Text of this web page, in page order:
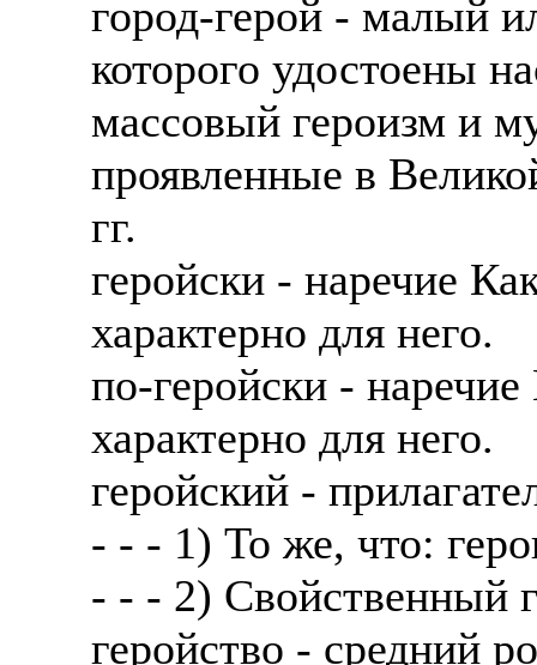
город-герой - малый
которого удостоены
массовый героизм и
проявленные в
гг.
геройски - наречие
характерно для него.
по-геройски -
характерно для него.
геройский -
- - - 1) То же, что:
- - - 2) Свойственный
геройство - средний